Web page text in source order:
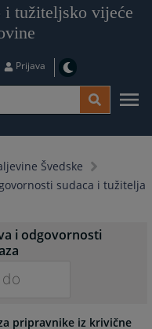
i tužiteljsko vijeće
Prijava
Švedske
sudaca i tužitelja
i odgovornosti
pripravnike iz krivične